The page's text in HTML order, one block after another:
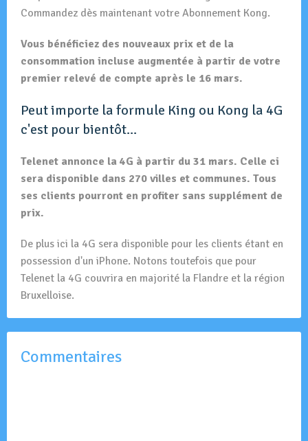
Commandez dès maintenant votre Abonnement Kong.
Vous bénéficiez des nouveaux prix et de la
consommation incluse augmentée à partir de votre
premier relevé de compte après le 16 mars.
Peut importe la formule King ou Kong la 4G
c'est pour bientôt...
Telenet annonce la 4G à partir du 31 mars. Celle ci
sera disponible dans 270 villes et communes. Tous
ses clients pourront en profiter sans supplément de
prix.
De plus ici la 4G sera disponible pour les clients étant en
possession d'un iPhone. Notons toutefois que pour
Telenet la 4G couvrira en majorité la Flandre et la région
Bruxelloise.
Commentaires